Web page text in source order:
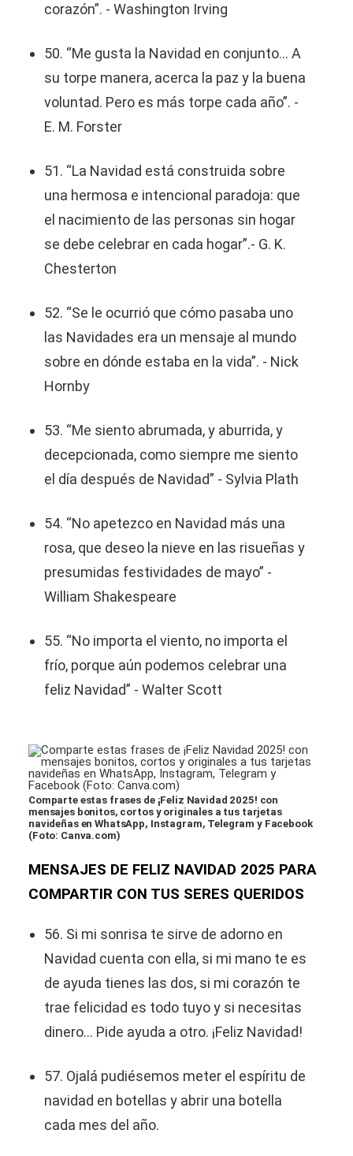
corazón”. - Washington Irving
50. “Me gusta la Navidad en conjunto... A
su torpe manera, acerca la paz y la buena
voluntad. Pero es más torpe cada año”. -
E. M. Forster
51. “La Navidad está construida sobre
una hermosa e intencional paradoja: que
el nacimiento de las personas sin hogar
se debe celebrar en cada hogar”.- G. K.
Chesterton
52. “Se le ocurrió que cómo pasaba uno
las Navidades era un mensaje al mundo
sobre en dónde estaba en la vida”. - Nick
Hornby
53. “Me siento abrumada, y aburrida, y
decepcionada, como siempre me siento
el día después de Navidad” - Sylvia Plath
54. “No apetezco en Navidad más una
rosa, que deseo la nieve en las risueñas y
presumidas festividades de mayo” -
William Shakespeare
55. “No importa el viento, no importa el
frío, porque aún podemos celebrar una
feliz Navidad” - Walter Scott
Comparte estas frases de ¡Feliz Navidad 2025! con
mensajes bonitos, cortos y originales a tus tarjetas
navideñas en WhatsApp, Instagram, Telegram y Facebook
(Foto: Canva.com)
MENSAJES DE FELIZ NAVIDAD 2025 PARA
COMPARTIR CON TUS SERES QUERIDOS
56. Si mi sonrisa te sirve de adorno en
Navidad cuenta con ella, si mi mano te es
de ayuda tienes las dos, si mi corazón te
trae felicidad es todo tuyo y si necesitas
dinero… Pide ayuda a otro. ¡Feliz Navidad!
57. Ojalá pudiésemos meter el espíritu de
navidad en botellas y abrir una botella
cada mes del año.